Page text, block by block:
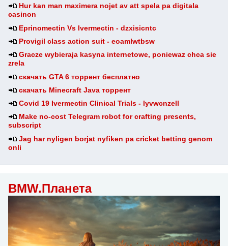
Hur kan man maximera nojet av att spela pa digitala
casinon
Eprinomectin Vs Ivermectin - dzxisicntc
Provigil class action suit - eoamlwtbsw
Gracze wybieraja kasyna internetowe, poniewaz chca sie
zrela
скачать GTA 6 торрент бесплатно
скачать Minecraft Java торрент
Covid 19 Ivermectin Clinical Trials - lyvwcnzell
Make no-cost Telegram robot for crafting presents,
subscript
Jag har nyligen borjat nyfiken pa cricket betting genom
onli
BMW.Планета